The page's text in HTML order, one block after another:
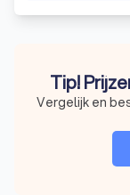
Tip!
Vergelijk en